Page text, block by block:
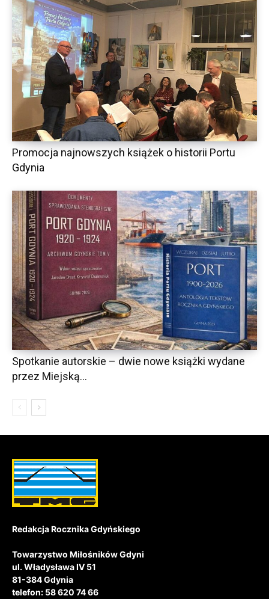
Promocja najnowszych książek o historii Portu
Gdynia
Spotkanie autorskie – dwie nowe książki wydane
przez Miejską...
Redakcja Rocznika Gdyńskiego
Towarzystwo Miłośników Gdyni
ul. Władysława IV 51
81-384 Gdynia
telefon: 58 620 74 66